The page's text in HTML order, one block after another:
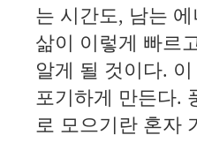
는 시간도, 남는
삶이 이렇게 빠르
알게 될 것이다.
포기하게 만든다.
로 모으기란 혼자